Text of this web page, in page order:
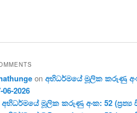
onඅභිධර්මයේ මූලික කරුණු
2026
අභිධර්මයේ මූලික කරුණු අංක: 52 (ප්‍ර‍ත්‍ය